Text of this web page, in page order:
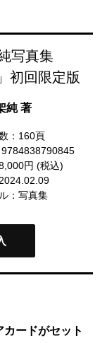
写真集
初回限定版
純 著
：160頁
9784838790845
円 (税込)
：写真集
ードがセット